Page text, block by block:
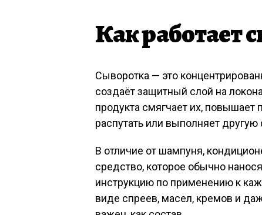
Как работает
Сыворотка — это
создаёт защитный слой на
продукта смягчает их, повышает
распутать или выполняет
В отличие от шампуня,
средство, которое обычно
инструкцию по применению к
виде спреев, масел, кремов и